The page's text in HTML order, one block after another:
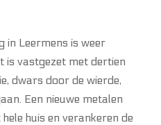
in Leermens is weer
is vastgezet met dertien
dwars door de wierde,
Een nieuwe metalen
huis en verankeren de